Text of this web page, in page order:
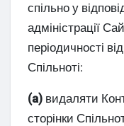
спільно у
адміністрації
періодичності
Спільноті:
(а) видаляти
сторінки